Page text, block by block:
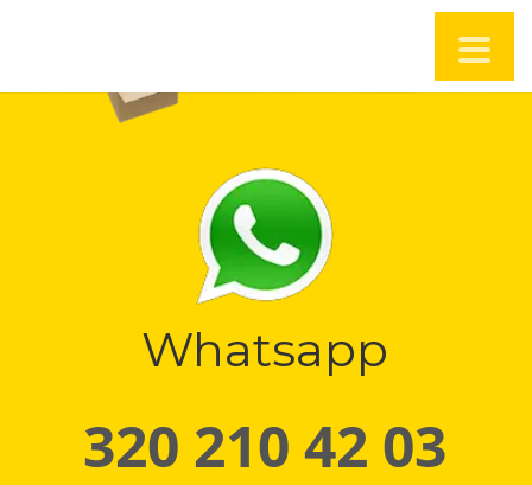
Whatsapp
320 210 42 03